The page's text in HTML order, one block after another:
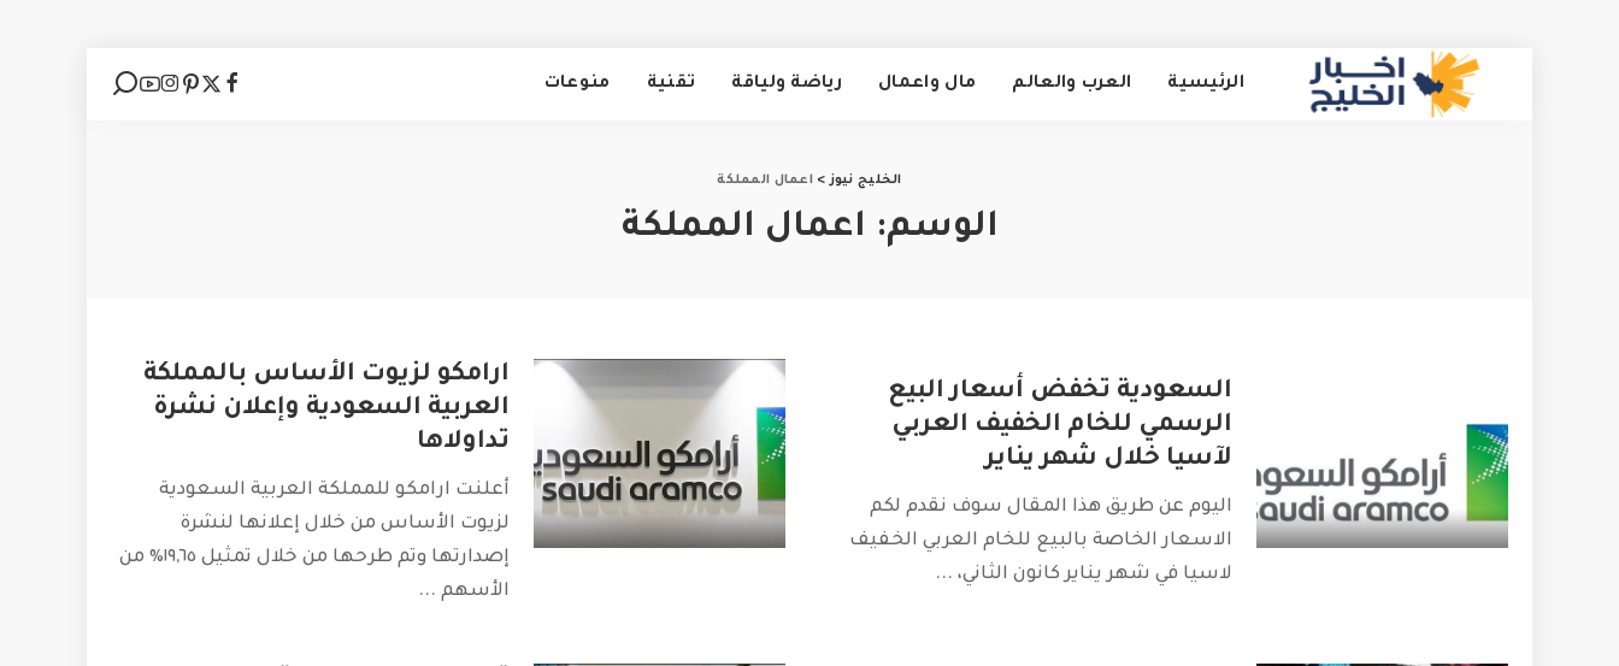
الرئيسية العرب والعالم مال واعمال رياضة ولياقة تقنية منوعات
الخليج نيوز> اعمال المملكة
الوسم: اعمال المملكة
السعودية تخفض أسعار البيع
الرسمي للخام الخفيف العربي
لآسيا خلال شهر يناير
اليوم عن طريق هذا المقال سوف نقدم لكم
الاسعار الخاصة بالبيع للخام العربي الخفيف
لاسيا في شهر يناير كانون الثاني، ...
ارامكو لزيوت الأساس بالمملكة
العربية السعودية وإعلان نشرة
تداولاها
أعلنت ارامكو للمملكة العربية السعودية
لزيوت الأساس من خلال إعلانها لنشرة
إصدارتها وتم طرحها من خلال تمثيل ١٩,٦٥٪ من
الأسهم ...